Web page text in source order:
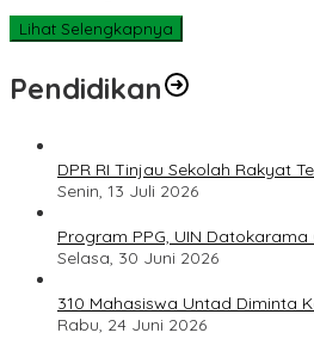
Lihat Selengkapnya
Pendidikan
DPR RI Tinjau Sekolah Rakyat
Senin, 13 Juli 2026
Program PPG, UIN Datokarama
Selasa, 30 Juni 2026
310 Mahasiswa Untad Diminta
Rabu, 24 Juni 2026